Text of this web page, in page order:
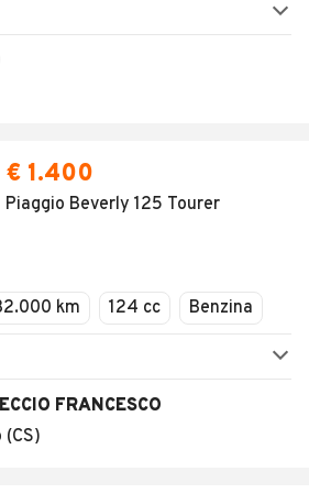
€ 1.400
Piaggio Beverly 125 Tourer
km 124 cc Benzina
FRANCESCO
(CS)